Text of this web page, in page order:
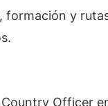
y
Officer